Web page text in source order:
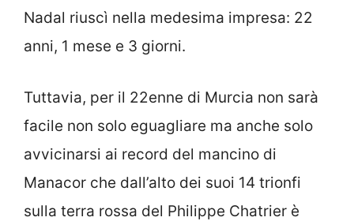
Nadal riuscì nella medesima impresa: 22
anni, 1 mese e 3 giorni.
Tuttavia, per il 22enne di Murcia non sarà
facile non solo eguagliare ma anche solo
avvicinarsi ai record del mancino di
Manacor che dall’alto dei suoi 14 trionfi
sulla terra rossa del Philippe Chatrier è